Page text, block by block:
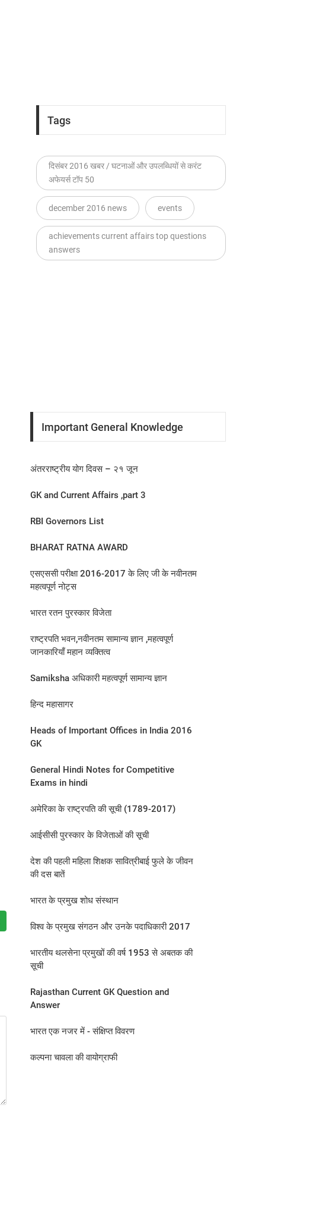
Tags
दिसंबर 2016 खबर / घटनाओं और उपलब्धियों से करंट
अफेयर्स टॉप 50
december 2016 news events
achievements current affairs top questions
answers
Important General Knowledge
अंतरराष्ट्रीय योग दिवस – २१ जून
GK and Current Affairs ,part 3
RBI Governors List
BHARAT RATNA AWARD
एसएससी परीक्षा 2016-2017 के लिए जी के नवीनतम
महत्वपूर्ण नोट्स
भारत रतन पुरस्कार विजेता
राष्ट्रपति भवन,नवीनतम सामान्य ज्ञान ,महत्वपूर्ण
जानकारियाँ महान व्यक्तित्व
Samiksha अधिकारी महत्वपूर्ण सामान्य ज्ञान
हिन्द महासागर
Heads of Important Offices in India 2016
GK
General Hindi Notes for Competitive
Exams in hindi
अमेरिका के राष्ट्रपति की सूची (1789-2017)
आईसीसी पुरस्कार के विजेताओं की सूची
देश की पहली महिला शिक्षक सावित्रीबाई फुले के जीवन
की दस बातें
भारत के प्रमुख शोध संस्थान
विश्व के प्रमुख संगठन और उनके पदाधिकारी 2017
भारतीय थलसेना प्रमुखों की वर्ष 1953 से अबतक की
सूची
Rajasthan Current GK Question and
Answer
भारत एक नजर में - संक्षिप्त विवरण
कल्‍पना चावला की वायोग्राफी